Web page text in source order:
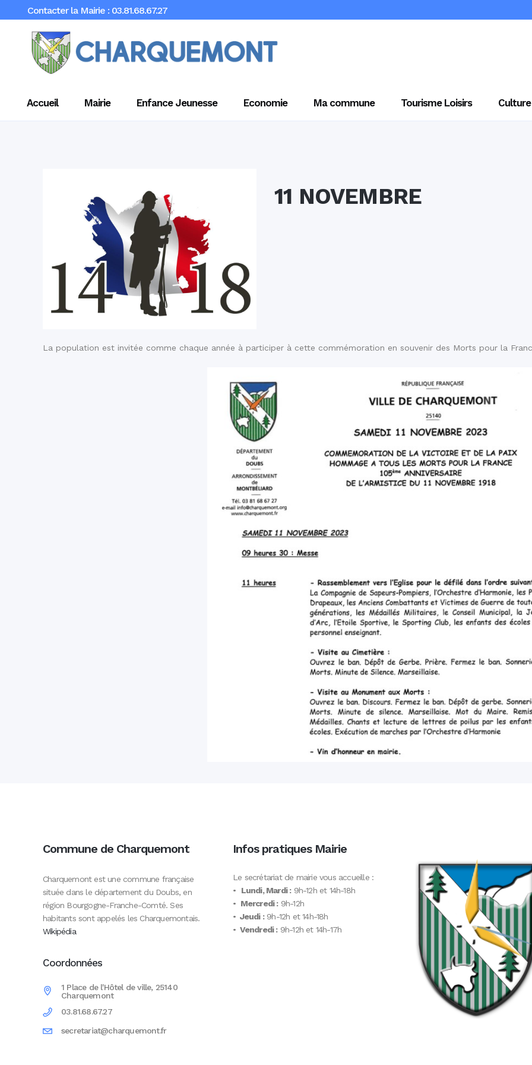
Contacter la Mairie : 03.81.68.67.27
Accueil Mairie Enfance Jeunesse Economie Ma commune Tourisme Loisirs
11 NOVEMBRE
La population est invitée comme chaque année à participer à cette commémoration en souvenir des Morts pour la
Commune de Charquemont
Charquemont est une commune française
située dans le département du Doubs, en
région Bourgogne-Franche-Comté. Ses
habitants sont appelés les Charquemontais.
Wikipédia
Coordonnées
1 Place de l'Hôtel de ville, 25140
Charquemont
03.81.68.67.27
secretariat@charquemont.fr
Infos pratiques Mairie
Le secrétariat de mairie vous accueille :
• Lundi, Mardi :9h-12h et 14h-18h
• Mercredi :9h-12h
• Jeudi :9h-12h et 14h-18h
• Vendredi :9h-12h et 14h-17h